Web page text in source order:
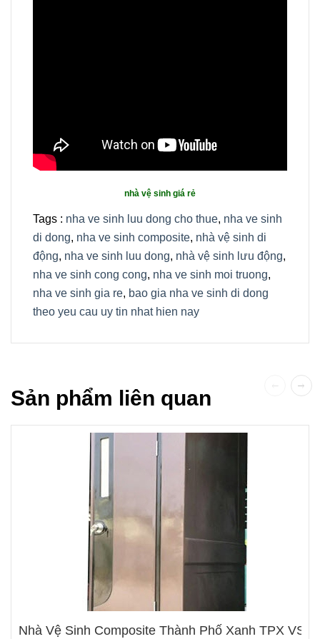
nhà vệ sinh giá rẻ
Tags : nha ve sinh luu dong cho thue, nha ve sinh
di dong, nha ve sinh composite, nhà vệ sinh di
động, nha ve sinh luu dong, nhà vệ sinh lưu động,
nha ve sinh cong cong, nha ve sinh moi truong,
nha ve sinh gia re, bao gia nha ve sinh di dong
theo yeu cau uy tin nhat hien nay
Sản phẩm liên quan
Nhà Vệ Sinh Composite Thành Phố Xanh TPX